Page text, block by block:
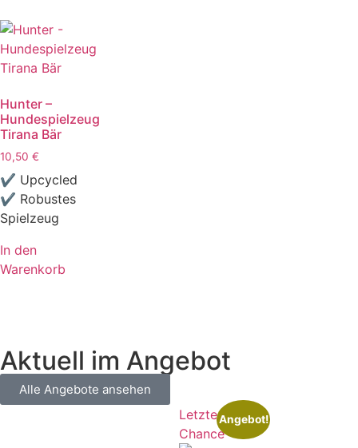
Hunter –
Hundespielzeug
Tirana Bär
10,50 €
✔ Upcycled
✔ Robustes
Spielzeug
In den
Warenkorb
Aktuell im Angebot
Alle Angebote ansehen
Letzte
Chance
Angebot!